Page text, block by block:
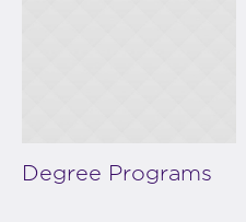
Degree Programs